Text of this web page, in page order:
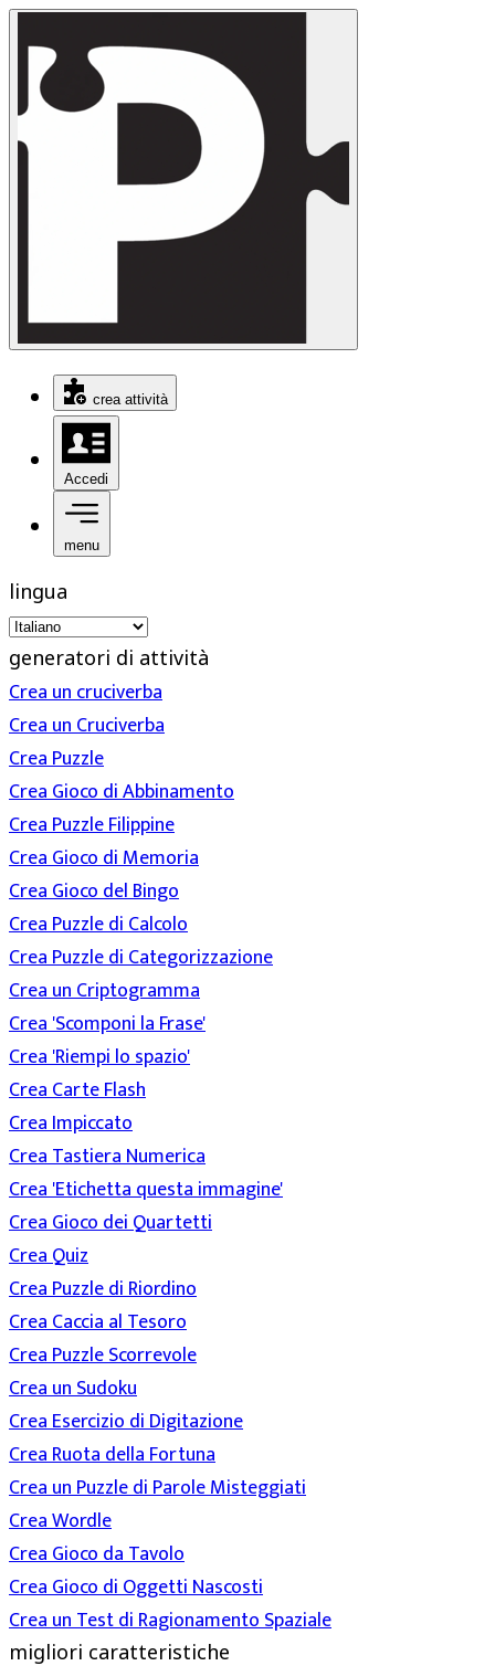
crea attività
Accedi
menu
lingua
generatori di attività
Crea un cruciverba
Crea un Cruciverba
Crea Puzzle
Crea Gioco di Abbinamento
Crea Puzzle Filippine
Crea Gioco di Memoria
Crea Gioco del Bingo
Crea Puzzle di Calcolo
Crea Puzzle di Categorizzazione
Crea un Criptogramma
Crea 'Scomponi la Frase'
Crea 'Riempi lo spazio'
Crea Carte Flash
Crea Impiccato
Crea Tastiera Numerica
Crea 'Etichetta questa immagine'
Crea Gioco dei Quartetti
Crea Quiz
Crea Puzzle di Riordino
Crea Caccia al Tesoro
Crea Puzzle Scorrevole
Crea un Sudoku
Crea Esercizio di Digitazione
Crea Ruota della Fortuna
Crea un Puzzle di Parole Misteggiati
Crea Wordle
Crea Gioco da Tavolo
Crea Gioco di Oggetti Nascosti
Crea un Test di Ragionamento Spaziale
migliori caratteristiche